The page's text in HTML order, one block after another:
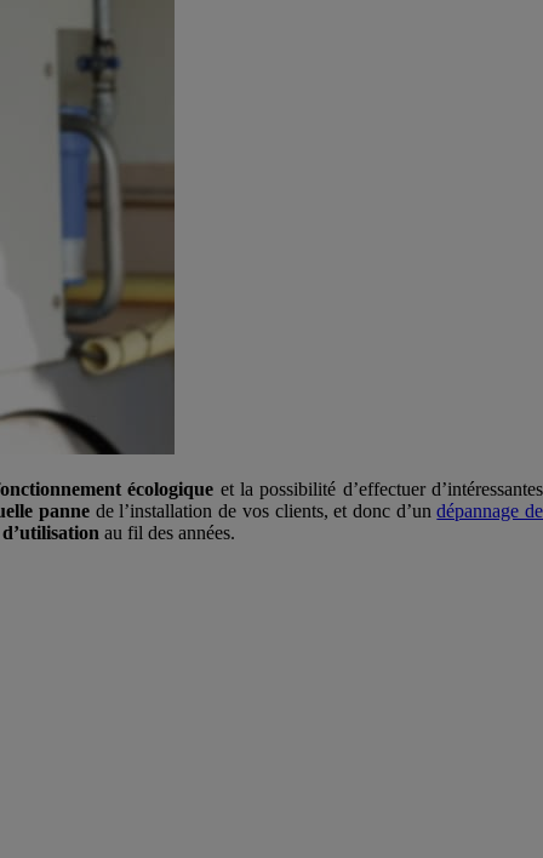
écologique et la possibilité d’effectuer d’intéressantes
panne de l’installation de vos clients, et donc d’undépannage de
au fil des années.